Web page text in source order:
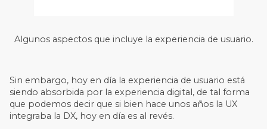
Algunos aspectos que incluye la experiencia de usuario.
Sin embargo, hoy en día la experiencia de usuario está
siendo absorbida por la experiencia digital, de tal forma
que podemos decir que si bien hace unos años la UX
integraba la DX, hoy en día es al revés.